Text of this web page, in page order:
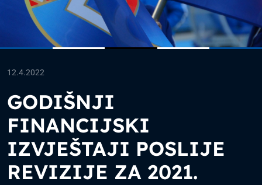
12.4.2022
GODIŠNJI
FINANCIJSKI
IZVJEŠTAJI POSLIJE
REVIZIJE ZA 2021.